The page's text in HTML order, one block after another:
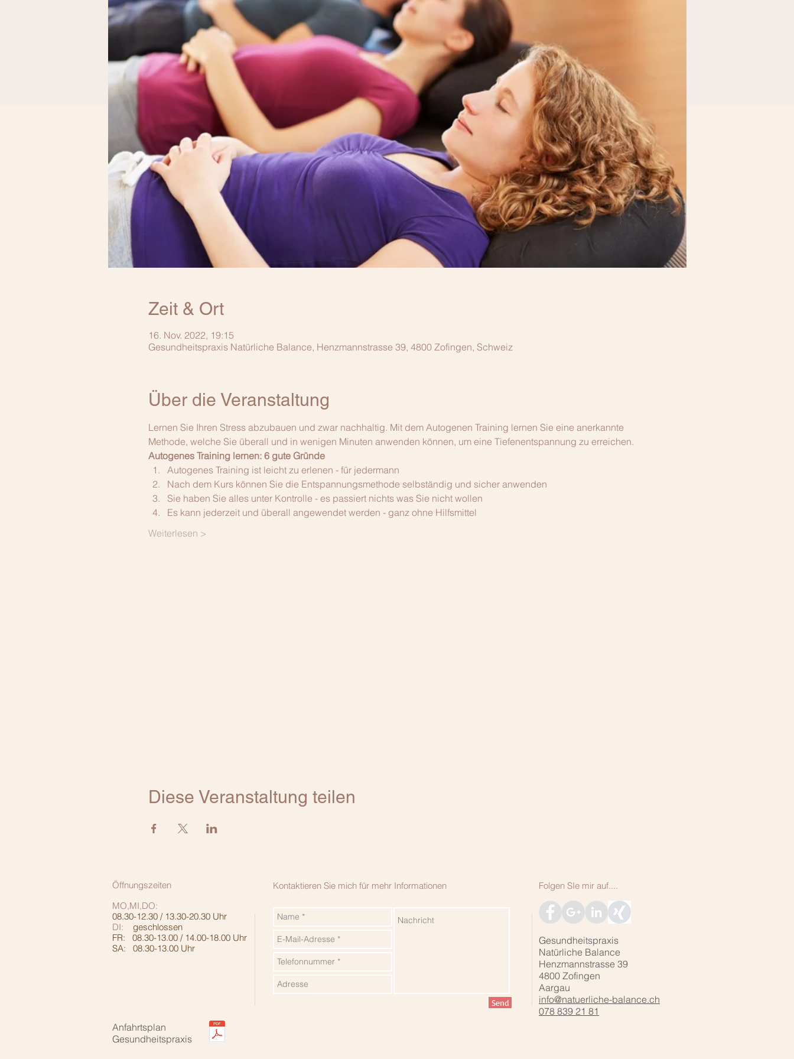
Zeit & Ort
16. Nov. 2022, 19:15
Gesundheitspraxis Natürliche Balance, Henzmannstrasse 39, 4800 Zofingen, Schweiz
Über die Veranstaltung
Lernen Sie Ihren Stress abzubauen und zwar nachhaltig. Mit dem Autogenen Training lernen Sie eine anerkannte
Methode, welche Sie überall und in wenigen Minuten anwenden können, um eine Tiefenentspannung zu erreichen.
Autogenes Training lernen: 6 gute Gründe
​Autogenes Training ist leicht zu erlenen - für jedermann
Nach dem Kurs können Sie die Entspannungsmethode selbständig und sicher anwenden
Sie haben Sie alles unter Kontrolle - es passiert nichts was Sie nicht wollen
Es kann jederzeit und überall angewendet werden - ganz ohne Hilfsmittel
Weiterlesen >
Diese Veranstaltung teilen
Folgen SIe mir auf....
Kontaktieren Sie mich für mehr Informationen
Öffnungszeiten
MO,MI,DO:
08.30-12.30 / 13.30-20.30 Uhr
DI: geschlossen
FR: 08.30-13.00 / 14.00-18.00 Uhr
SA: 08.30-13.00 Uhr
Gesundheitspraxis
Natürliche Balance
Henzmannstrasse 39
4800 Zofingen
Aargau
info@natuerliche-balance.ch
078 839 21 81
Anfahrtsplan
Gesundheitspraxis
Send